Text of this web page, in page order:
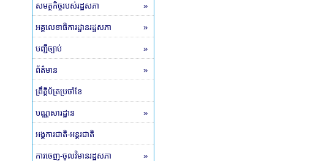
សមត្ថកិច្ចរបស់រដ្ឋសភា »
អគ្គលេខាធិការដ្ឋានរដ្ឋសភា »
បញ្ជីច្បាប់ »
ព័ត៌មាន »
ព្រឹត្តិប័ត្រប្រចាំខែ
បណ្ណសារដ្ឋាន »
អង្គការជាតិ-អន្តរជាតិ
ការចេញ-ចូលវិមានរដ្ឋសភា »